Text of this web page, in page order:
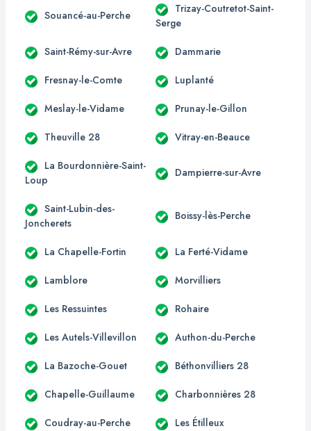
Souancé-au-Perche
Trizay-Coutretot-Saint-
Serge
Saint-Rémy-sur-Avre Dammarie
Fresnay-le-Comte Luplanté
Meslay-le-Vidame Prunay-le-Gillon
Theuville 28 Vitray-en-Beauce
La Bourdonnière-Saint-
Loup
Dampierre-sur-Avre
Saint-Lubin-des-
Joncherets
Boissy-lès-Perche
La Chapelle-Fortin La Ferté-Vidame
Lamblore Morvilliers
Les Ressuintes Rohaire
Les Autels-Villevillon Authon-du-Perche
La Bazoche-Gouet Béthonvilliers 28
Chapelle-Guillaume Charbonnières 28
Coudray-au-Perche Les Étilleux